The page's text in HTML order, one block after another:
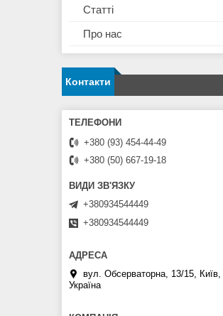
Статті
Про нас
Контакти
+380 (93) 454-44-49
+380 (50) 667-19-18
+380934544449
+380934544449
вул. Обсерваторна, 13/15, Київ,
Україна